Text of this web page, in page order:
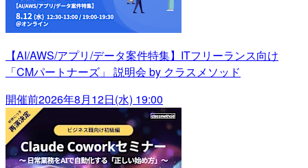
【AI/AWS/アプリ/データ案件特集】ITフリーランス向け
「CMパートナーズ」 説明会 by クラスメソッド
開催前2026年8月12日(水) 19:00